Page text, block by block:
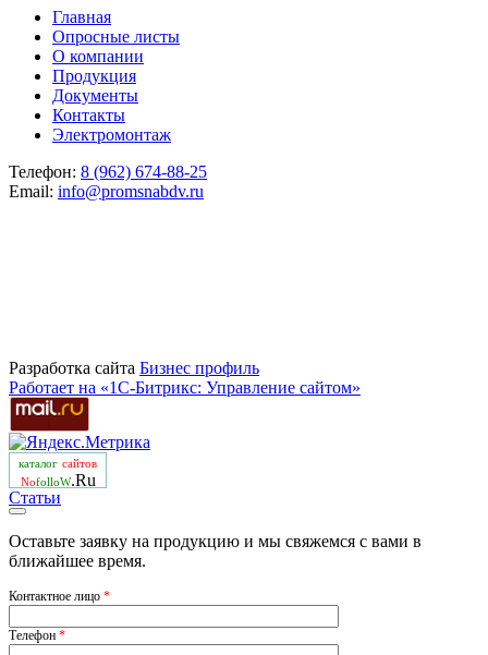
Главная
Опросные листы
О компании
Продукция
Документы
Контакты
Электромонтаж
Телефон: 8 (962) 674-88-25
Email: info@promsnabdv.ru
Разработка сайта Бизнеc профиль
Работает на «1С-Битрикс: Управление сайтом»
каталог сайтов
NofolloW.Ru
Статьи
Оставьте заявку на продукцию и мы свяжемся с вами в
ближайшее время.
Контактное лицо *
Телефон *